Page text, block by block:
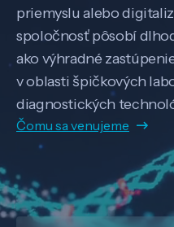
priemyslu alebo
spoločnosť pôsobí
ako výhradné
v oblasti špičkových
diagnostických
Čomu sa venujeme